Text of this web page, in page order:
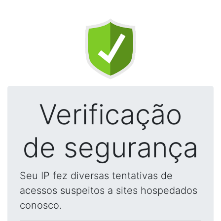
Verificação
de segurança
Seu IP fez diversas tentativas de
acessos suspeitos a sites hospedados
conosco.